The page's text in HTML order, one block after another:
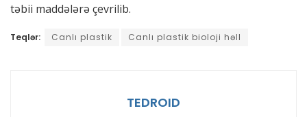
təbii maddələrə çevrilib.
Teqlər: Canlı plastik Canlı plastik bioloji həll
TEDROID